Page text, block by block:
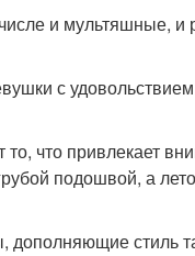
и мультяшные, и
с
что привлекает
подошвой, а
дополняющие стиль